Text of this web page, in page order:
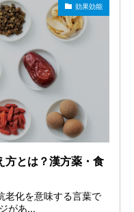
効果効能
方とは？漢方薬・食
老化を意味する言葉で
があ...